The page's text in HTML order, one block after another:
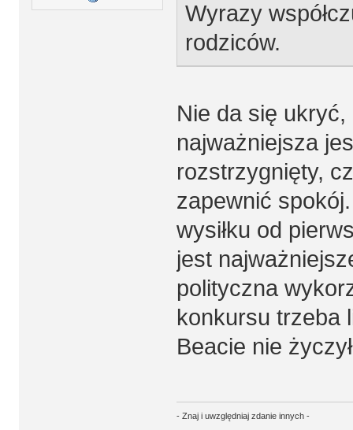
Wyrazy
rodziców.
Nie da się
najważniejsza
rozstrzygnięty,
zapewnić
wysiłku od
jest
polityczna
konkursu trzeba
Beacie nie
- Znaj i uwzględniaj zdanie innych -